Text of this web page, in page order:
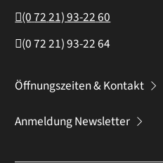
(07221) 93-2260
(07221) 93-2264
Öffnungszeiten & Kontakt
Anmeldung Newsletter